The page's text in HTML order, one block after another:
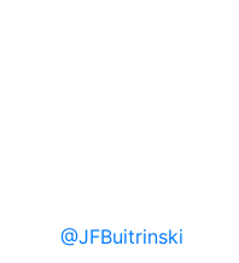
@JFBuitrinski